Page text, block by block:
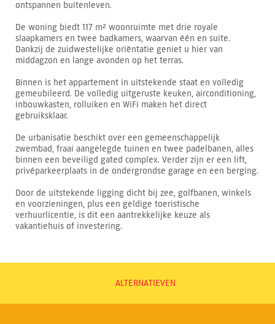
ontspannen buitenleven.
De woning biedt 117 m² woonruimte met drie royale
slaapkamers en twee badkamers, waarvan één en suite.
Dankzij de zuidwestelijke oriëntatie geniet u hier van
middagzon en lange avonden op het terras.
Binnen is het appartement in uitstekende staat en volledig
gemeubileerd. De volledig uitgeruste keuken, airconditioning,
inbouwkasten, rolluiken en WiFi maken het direct
gebruiksklaar.
De urbanisatie beschikt over een gemeenschappelijk
zwembad, fraai aangelegde tuinen en twee padelbanen, alles
binnen een beveiligd gated complex. Verder zijn er een lift,
privéparkeerplaats in de ondergrondse garage en een berging.
Door de uitstekende ligging dicht bij zee, golfbanen, winkels
en voorzieningen, plus een geldige toeristische
verhuurlicentie, is dit een aantrekkelijke keuze als
vakantiehuis of investering.
ALTERNATIEVEN